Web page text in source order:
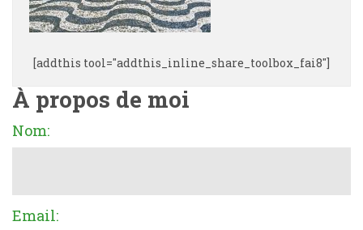
[addthis tool="addthis_inline_share_toolbox_fai8"]
À propos de moi
Nom:
Email: